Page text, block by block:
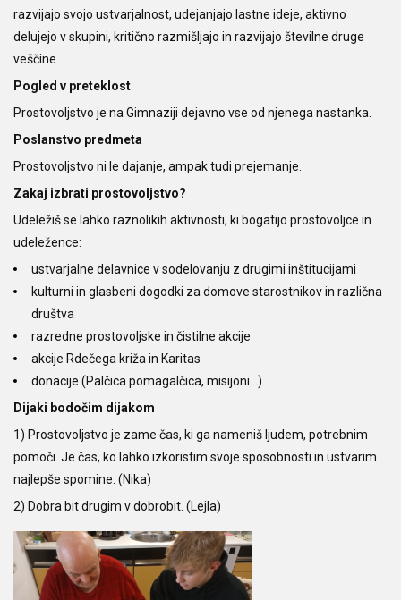
razvijajo svojo ustvarjalnost, udejanjajo lastne ideje, aktivno
delujejo v skupini, kritično razmišljajo in razvijajo številne druge
veščine.
Pogled v preteklost
Prostovoljstvo je na Gimnaziji dejavno vse od njenega nastanka.
Poslanstvo predmeta
Prostovoljstvo ni le dajanje, ampak tudi prejemanje.
Zakaj izbrati prostovoljstvo?
Udeležiš se lahko raznolikih aktivnosti, ki bogatijo prostovoljce in
udeležence:
ustvarjalne delavnice v sodelovanju z drugimi inštitucijami
kulturni in glasbeni dogodki za domove starostnikov in različna
društva
razredne prostovoljske in čistilne akcije
akcije Rdečega križa in Karitas
donacije (Palčica pomagalčica, misijoni…)
Dijaki bodočim dijakom
1) Prostovoljstvo je zame čas, ki ga nameniš ljudem, potrebnim
pomoči. Je čas, ko lahko izkoristim svoje sposobnosti in ustvarim
najlepše spomine. (Nika)
2) Dobra bit drugim v dobrobit. (Lejla)